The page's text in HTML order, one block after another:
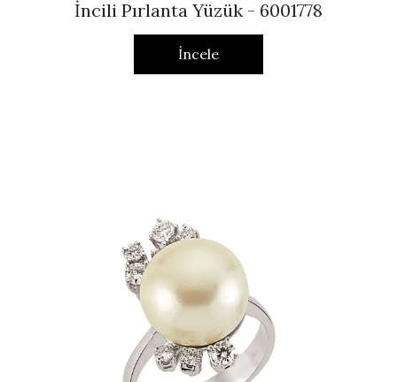
İncili Pırlanta Yüzük - 6001778
İncele